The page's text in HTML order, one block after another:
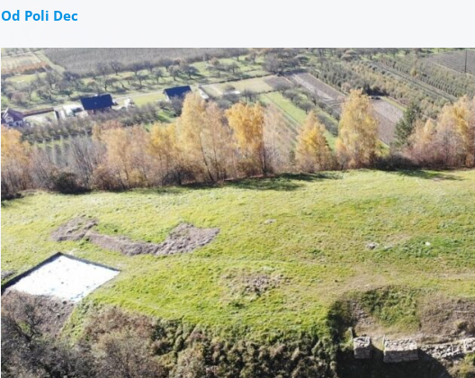
Od Poli Dec